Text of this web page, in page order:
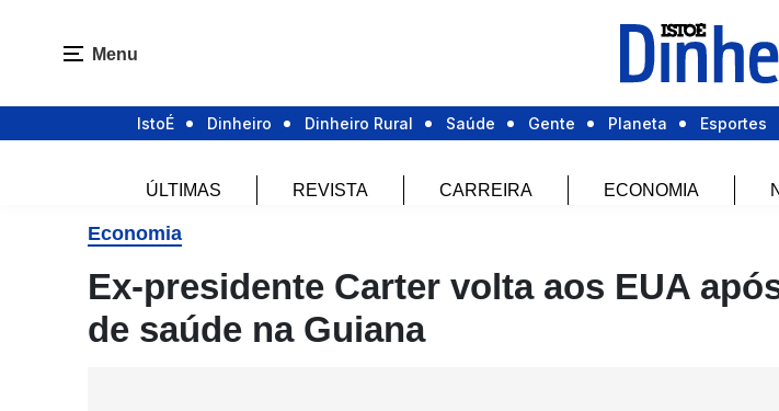
Menu
IstoÉ Dinheiro Dinheiro Rural Saúde Gente Planeta Esportes
ÚLTIMAS REVISTA CARREIRA ECONOMIA
Economia
Ex-presidente Carter volta aos EUA
de saúde na Guiana